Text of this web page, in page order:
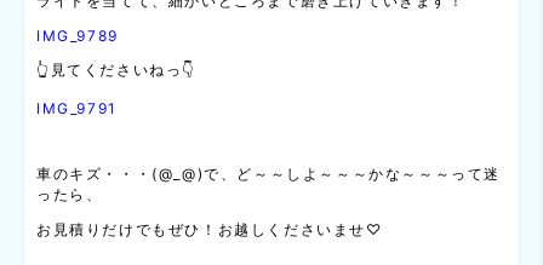
IMG_9789
👆見てくださいねっ👇
IMG_9791
車のキズ・・・(@_@)で、ど～～しよ～～～かな～～～って迷
ったら、
お見積りだけでもぜひ！お越しくださいませ♡